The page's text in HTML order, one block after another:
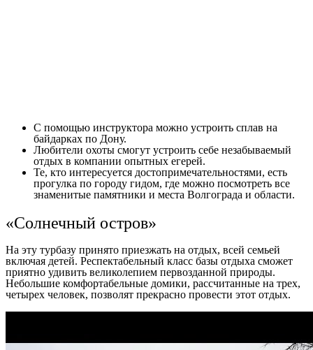
С помощью инструктора можно устроить сплав на
байдарках по Дону.
Любители охоты смогут устроить себе незабываемый
отдых в компании опытных егерей.
Те, кто интересуется достопримечательностями, есть
прогулка по городу гидом, где можно посмотреть все
знаменитые памятники и места Волгограда и области.
«Солнечный остров»
На эту турбазу принято приезжать на отдых, всей семьей
включая детей. Респектабельный класс базы отдыха сможет
приятно удивить великолепием первозданной природы.
Небольшие комфортабельные домики, рассчитанные на трех,
четырех человек, позволят прекрасно провести этот отдых.